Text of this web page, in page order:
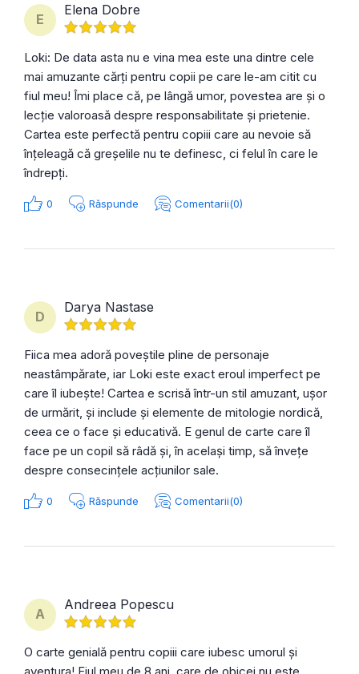
E
Elena Dobre
Loki: De data asta nu e vina mea este una dintre cele
mai amuzante cărți pentru copii pe care le-am citit cu
fiul meu! Îmi place că, pe lângă umor, povestea are și o
lecție valoroasă despre responsabilitate și prietenie.
Cartea este perfectă pentru copiii care au nevoie să
înțeleagă că greșelile nu te definesc, ci felul în care le
îndrepți.
0 Răspunde Comentarii(0)
D
Darya Nastase
Fiica mea adoră poveștile pline de personaje
neastâmpărate, iar Loki este exact eroul imperfect pe
care îl iubește! Cartea e scrisă într-un stil amuzant, ușor
de urmărit, și include și elemente de mitologie nordică,
ceea ce o face și educativă. E genul de carte care îl
face pe un copil să râdă și, în același timp, să învețe
despre consecințele acțiunilor sale.
0 Răspunde Comentarii(0)
A
Andreea Popescu
O carte genială pentru copiii care iubesc umorul și